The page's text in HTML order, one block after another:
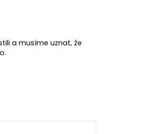
a musíme uznat, že